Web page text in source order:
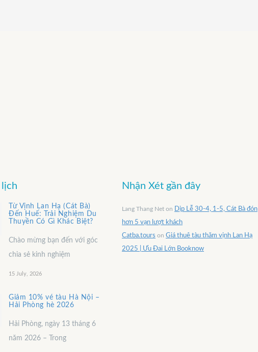
Từ Vịnh Lan Hạ (Cát Bà)
Đến Huế: Trải Nghiệm Du
Thuyền Có Gì Khác Biệt?
Chào mừng bạn đến với góc
chia sẻ kinh nghiệm
15 July, 2026
Giảm 10% vé tàu Hà Nội –
Hải Phòng hè 2026
Hải Phòng, ngày 13 tháng 6
năm 2026 – Trong
Nhận Xét gần đây
Lang Thang Net on Dịp Lễ 30-4, 1-5, Cát Bà đón
hơn 5 vạn lượt khách
Catba.tours on Giá thuê tàu thăm vịnh Lan Hạ
2025 | Ưu Đai Lớn Booknow